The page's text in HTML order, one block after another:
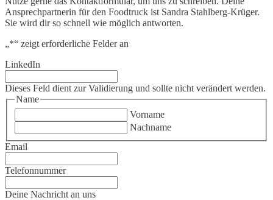
Ansprechpartnerin für den Foodtruck ist Sandra Stahlberg-Krüger.
Sie wird dir so schnell wie möglich antworten.
„*“ zeigt erforderliche Felder an
LinkedIn
Dieses Feld dient zur Validierung und sollte nicht verändert werden.
Name
Vorname
Nachname
Email
Telefonnummer
Deine Nachricht an uns